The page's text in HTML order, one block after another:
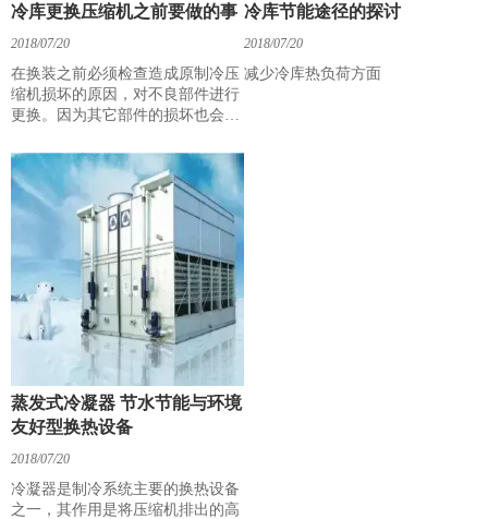
冷库更换压缩机之前要做的事
2018/07/20
在换装之前必须检查造成原制冷压
缩机损坏的原因，对不良部件进行
更换。因为其它部件的损坏也会直
冷库节能途径的探讨
2018/07/20
减少冷库热负荷方面
蒸发式冷凝器 节水节能与环境
友好型换热设备
2018/07/20
冷凝器是制冷系统主要的换热设备
之一，其作用是将压缩机排出的高